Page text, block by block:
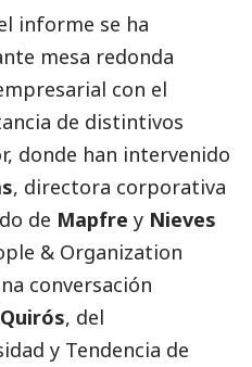
informe se ha
mesa redonda
con el
de distintivos
donde han intervenido
, directora corporativa
de Mapfre y Nieves
& Organization
conversación
, del
y Tendencia de